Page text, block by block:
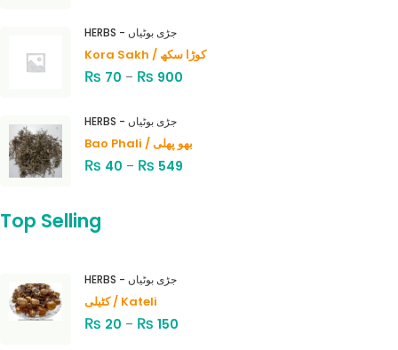
HERBS - جڑی بوٹیاں
Kora Sakh / کوڑا سکھ
₨ 70 – ₨ 900
HERBS - جڑی بوٹیاں
Bao Phali / بھو پھلی
₨ 40 – ₨ 549
Top Selling
HERBS - جڑی بوٹیاں
کٹیلی / Kateli
₨ 20 – ₨ 150